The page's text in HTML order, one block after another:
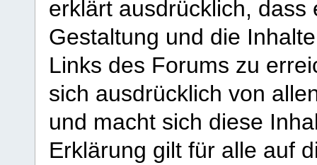
erklärt ausdrücklich,
Gestaltung und die
Links des Forums zu
sich ausdrücklich von
und macht sich diese
Erklärung gilt für alle auf